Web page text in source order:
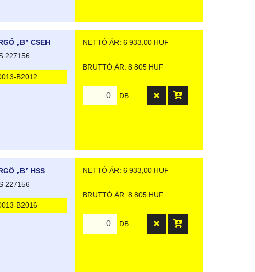
„B” CSEH
227156
B2012
NETTÓ ÁR: 6 933,00 HUF
BRUTTÓ ÁR: 8 805 HUF
DB
„B” HSS
227156
B2016
NETTÓ ÁR: 6 933,00 HUF
BRUTTÓ ÁR: 8 805 HUF
DB